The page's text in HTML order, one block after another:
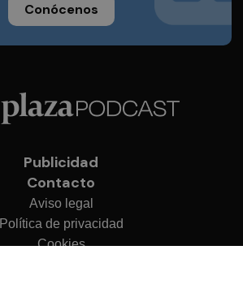
Conócenos
Publicidad
Contacto
Aviso legal
Política de privacidad
Cookies